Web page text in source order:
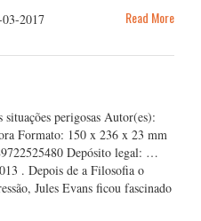
2017 Read More
perigosas Autor(es):
Formato: 150 x 236 x 23 mm
Depósito legal: …
. Depois de a Filosofia o
Jules Evans ficou fascinado